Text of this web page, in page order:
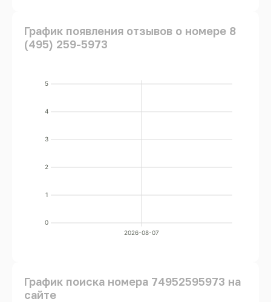
График появления отзывов о номере 8
(495) 259-5973
0
1
2
3
4
5
2026-08-07
График поиска номера 74952595973 на
сайте